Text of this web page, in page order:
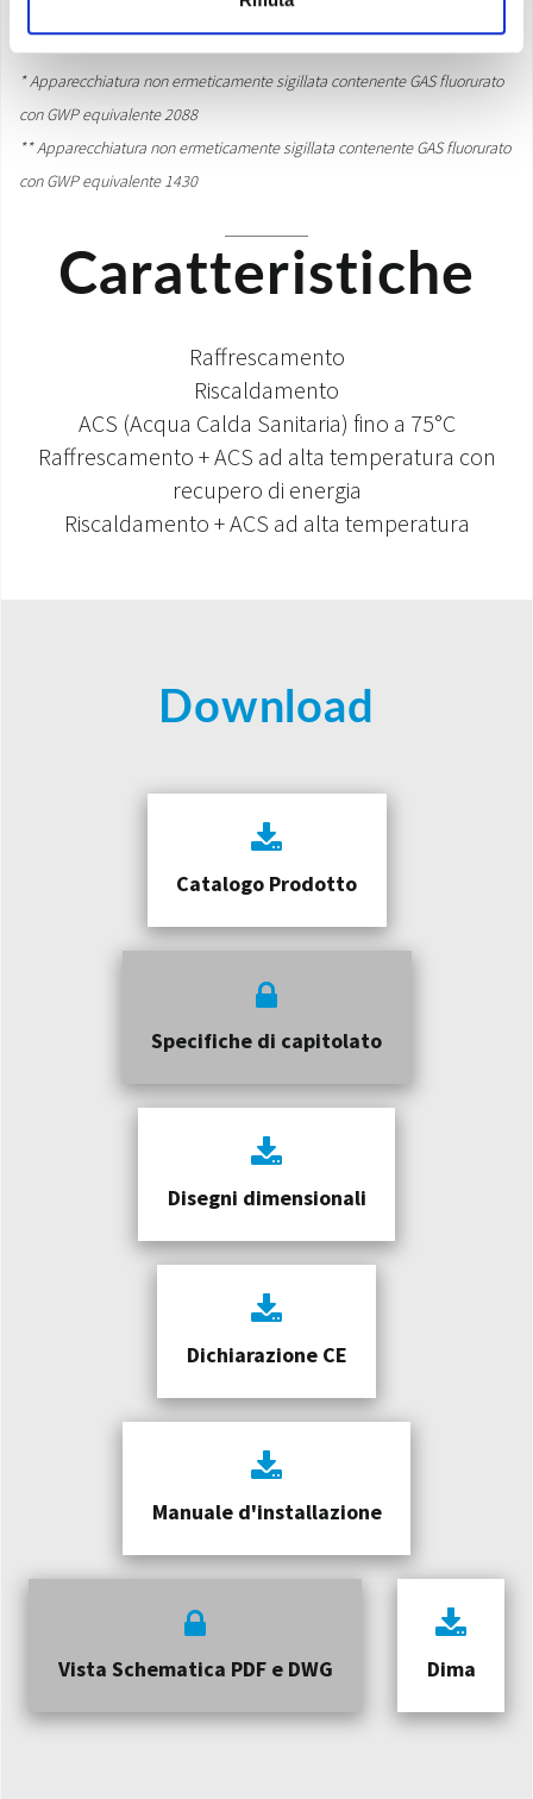
* Apparecchiatura non ermeticamente sigillata contenente GAS fluorurato
con GWP equivalente 2088
** Apparecchiatura non ermeticamente sigillata contenente GAS fluorurato
con GWP equivalente 1430
Caratteristiche
Raffrescamento
Riscaldamento
ACS (Acqua Calda Sanitaria) fino a 75°C
Raffrescamento + ACS ad alta temperatura con
recupero di energia
Riscaldamento + ACS ad alta temperatura
Download
Catalogo Prodotto
Specifiche di capitolato
Disegni dimensionali
Dichiarazione CE
Manuale d'installazione
Vista Schematica PDF e DWG Dima